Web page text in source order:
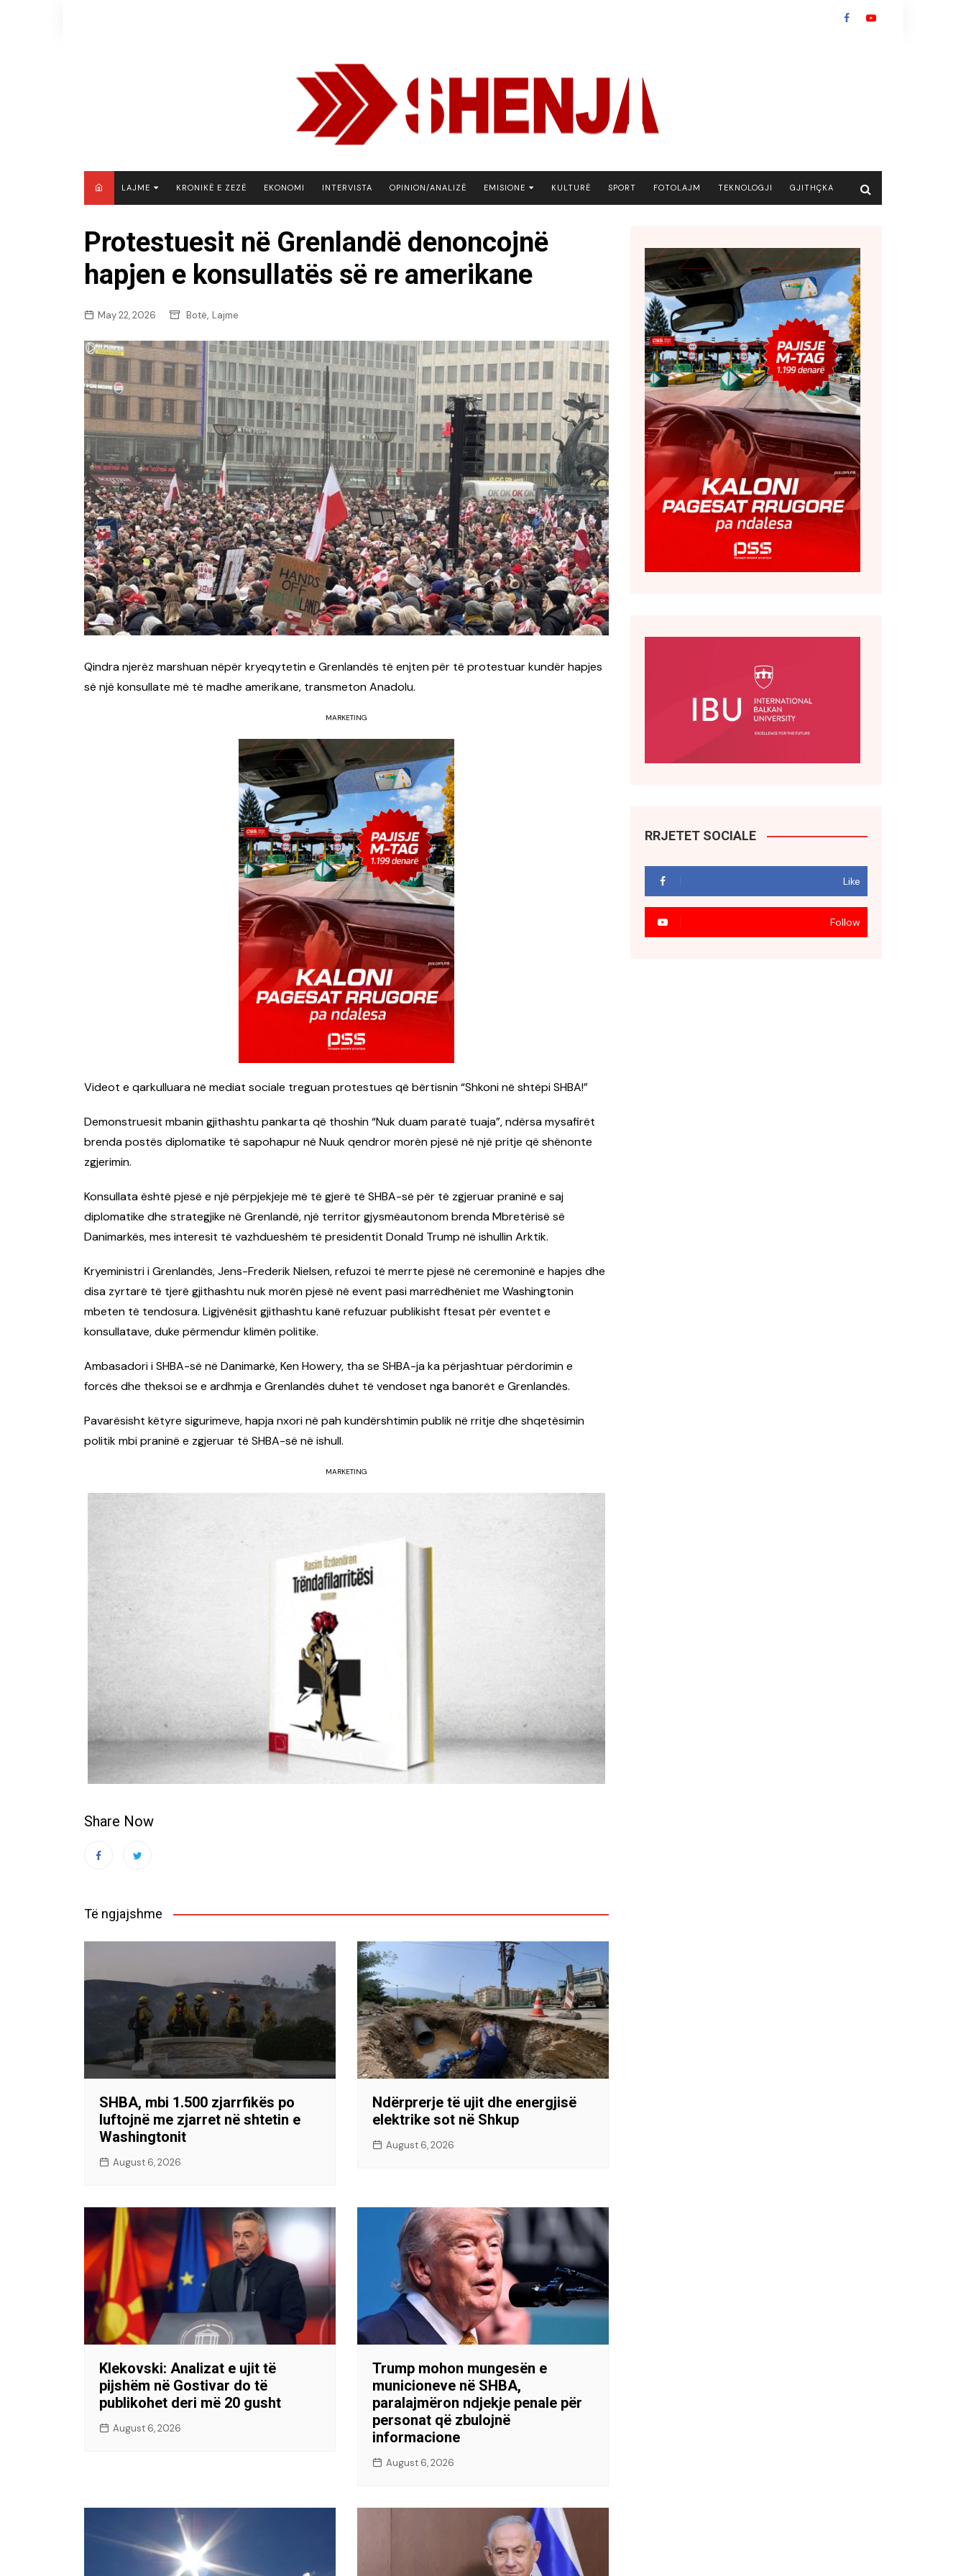
LAJME
KOSOVË
SHQIPËRI
RAJON
BOTË
KRONIKË E ZEZË EKONOMI INTERVISTA OPINION/ANALIZË EMISIONE
BOTA NE FOKUS
INTERVISTA EMISION
KU E KISHIM FJALEN
LIGJERATE FETARE
PARADITE ME NE
PIKËPAMJE
RECETA E DITES
RELAKS
RETRO JAVORE
KULTURË SPORT FOTOLAJM TEKNOLOGJI GJITHÇKA
Protestuesit në Grenlandë denoncojnë
hapjen e konsullatës së re amerikane
May 22, 2026 Botë, Lajme
Qindra njerëz marshuan nëpër kryeqytetin e Grenlandës të enjten për të protestuar kundër hapjes
së një konsullate më të madhe amerikane, transmeton Anadolu.
MARKETING
Videot e qarkulluara në mediat sociale treguan protestues që bërtisnin “Shkoni në shtëpi SHBA!”
Demonstruesit mbanin gjithashtu pankarta që thoshin “Nuk duam paratë tuaja”, ndërsa mysafirët
brenda postës diplomatike të sapohapur në Nuuk qendror morën pjesë në një pritje që shënonte
zgjerimin.
Konsullata është pjesë e një përpjekjeje më të gjerë të SHBA-së për të zgjeruar praninë e saj
diplomatike dhe strategjike në Grenlandë, një territor gjysmëautonom brenda Mbretërisë së
Danimarkës, mes interesit të vazhdueshëm të presidentit Donald Trump në ishullin Arktik.
Kryeministri i Grenlandës, Jens-Frederik Nielsen, refuzoi të merrte pjesë në ceremoninë e hapjes dhe
disa zyrtarë të tjerë gjithashtu nuk morën pjesë në event pasi marrëdhëniet me Washingtonin
mbeten të tendosura. Ligjvënësit gjithashtu kanë refuzuar publikisht ftesat për eventet e
konsullatave, duke përmendur klimën politike.
Ambasadori i SHBA-së në Danimarkë, Ken Howery, tha se SHBA-ja ka përjashtuar përdorimin e
forcës dhe theksoi se e ardhmja e Grenlandës duhet të vendoset nga banorët e Grenlandës.
Pavarësisht këtyre sigurimeve, hapja nxori në pah kundërshtimin publik në rritje dhe shqetësimin
politik mbi praninë e zgjeruar të SHBA-së në ishull.
MARKETING
Share Now
Të ngjajshme
SHBA, mbi 1.500 zjarrfikës po
luftojnë me zjarret në shtetin e
Washingtonit
August 6, 2026
Ndërprerje të ujit dhe energjisë
elektrike sot në Shkup
August 6, 2026
Klekovski: Analizat e ujit të
pijshëm në Gostivar do të
publikohet deri më 20 gusht
August 6, 2026
Trump mohon mungesën e
municioneve në SHBA,
paralajmëron ndjekje penale për
personat që zbulojnë
informacione
August 6, 2026
RRJETET SOCIALE
Like
Follow